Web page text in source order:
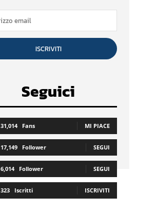
ISCRIVITI
Seguici
31,014 Fans MI PIACE
17,149 Follower SEGUI
6,014 Follower SEGUI
323 Iscritti ISCRIVITI